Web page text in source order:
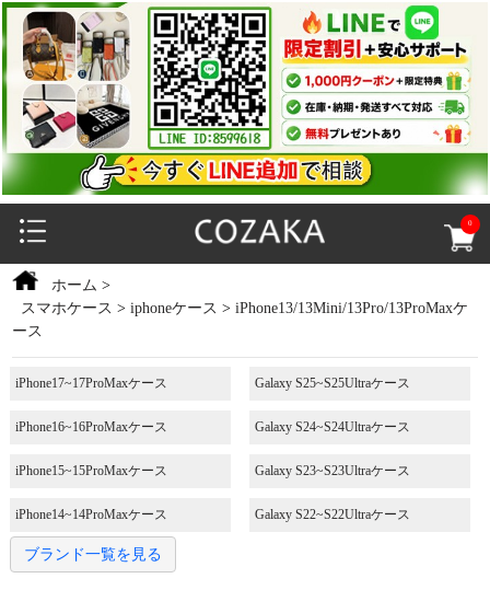
0
ホーム >
スマホケース >iphoneケース >iPhone13/13Mini/13Pro/13ProMaxケ
ース
iPhone17~17ProMaxケース Galaxy S25~S25Ultraケース
iPhone16~16ProMaxケース Galaxy S24~S24Ultraケース
iPhone15~15ProMaxケース Galaxy S23~S23Ultraケース
iPhone14~14ProMaxケース Galaxy S22~S22Ultraケース
ブランド一覧を見る